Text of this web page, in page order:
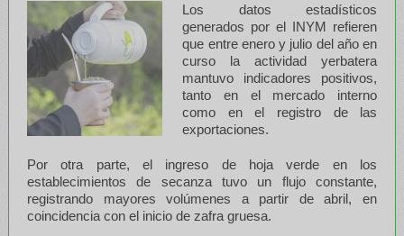
Los datos estadísticos
generados por el INYM refieren
que entre enero y julio del año en
curso la actividad yerbatera
mantuvo indicadores positivos,
tanto en el mercado interno
como en el registro de las
exportaciones.
Por otra parte, el ingreso de hoja verde en los
establecimientos de secanza tuvo un flujo constante,
registrando mayores volúmenes a partir de abril, en
coincidencia con el inicio de zafra gruesa.